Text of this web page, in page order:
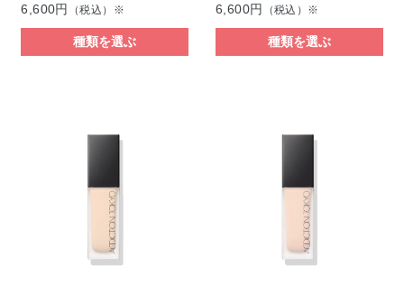
6,600円 （税込）※
種類を選ぶ
6,600円 （税込）※
種類を選ぶ